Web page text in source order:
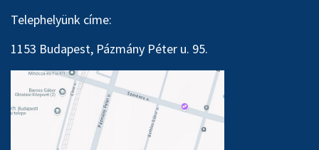
Telephelyünk címe:
1153 Budapest, Pázmány Péter u. 95.